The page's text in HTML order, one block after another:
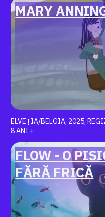
MARY
ELVEȚIA/BELGIA, 2025,
8 ANI +
FLOW - O
FĂRĂ FRICĂ